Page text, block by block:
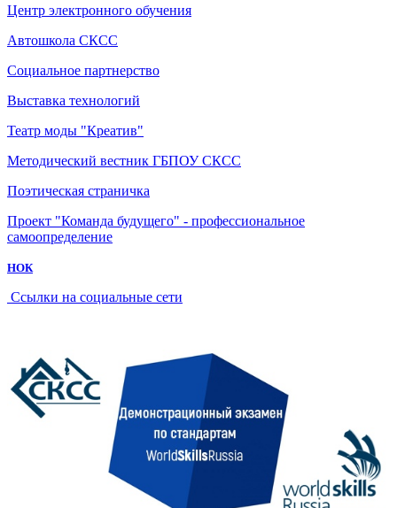
Центр электронного обучения
Автошкола СКСС
Социальное партнерство
Выставка технологий
Театр моды "Креатив"
Методический вестник ГБПОУ СКСС
Поэтическая страничка
Проект "Команда будущего" - профессиональное
самоопределение
НОК
Ссылки на социальные сети